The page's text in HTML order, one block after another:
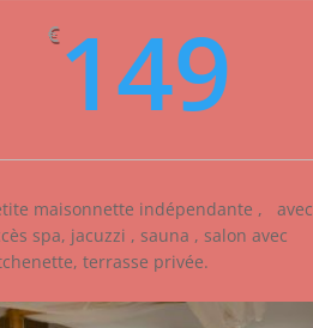
€149
maisonnette indépendante , avec
spa, jacuzzi , sauna , salon avec
terrasse privée.